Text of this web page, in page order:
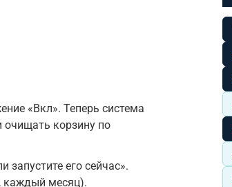
«Вкл». Теперь система
корзину по
его сейчас».
каждый месяц).